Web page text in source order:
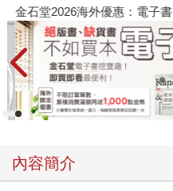
金石堂2026海外優惠：電子書
內容簡介